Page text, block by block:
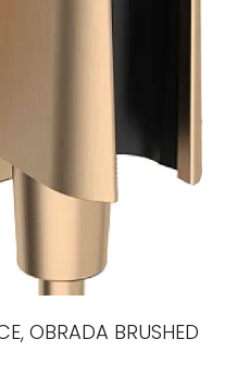
OBRADA BRUSHED